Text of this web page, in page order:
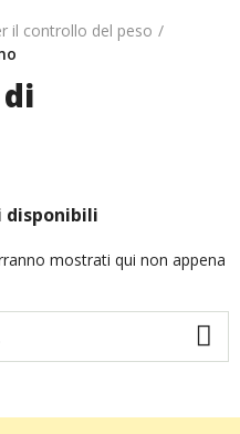
il controllo del peso
disponibili
mostrati qui non appena